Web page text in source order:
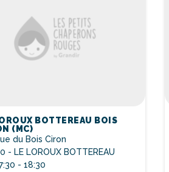
BOTTEREAU BOIS
(MC)
du Bois Ciron
- LE LOROUX BOTTEREAU
- 18:30